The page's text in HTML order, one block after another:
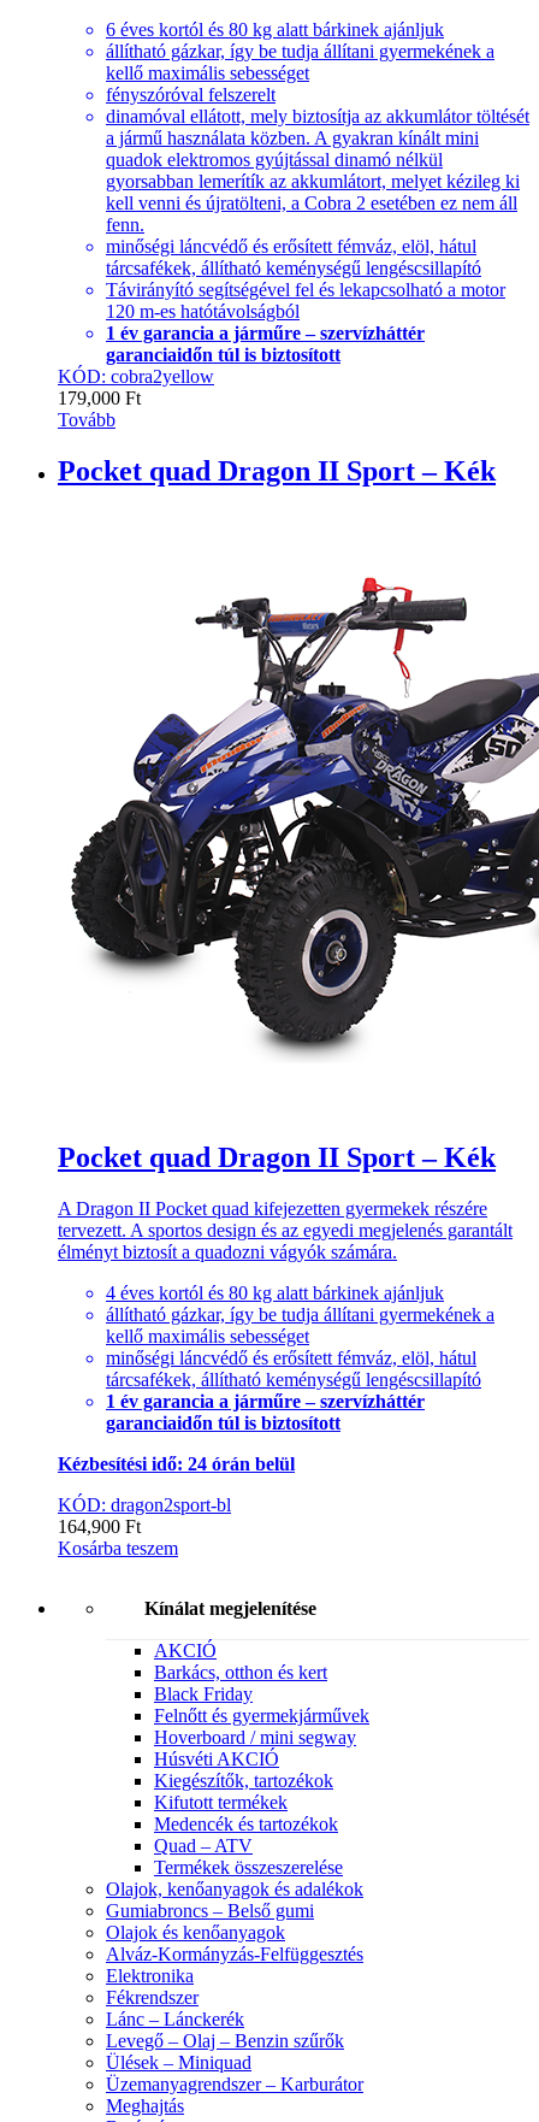
6 éves kortól és 80 kg alatt bárkinek ajánljuk
állítható gázkar, így be tudja állítani gyermekének a
kellő maximális sebességet
fényszóróval felszerelt
dinamóval ellátott, mely biztosítja az akkumlátor töltését
a jármű használata közben. A gyakran kínált mini
quadok elektromos gyújtással dinamó nélkül
gyorsabban lemerítík az akkumlátort, melyet kézileg ki
kell venni és újratölteni, a Cobra 2 esetében ez nem áll
fenn.
minőségi láncvédő és erősített fémváz, elöl, hátul
tárcsafékek, állítható keménységű lengéscsillapító
Távirányító segítségével fel és lekapcsolható a motor
120 m-es hatótávolságból
1 év garancia a járműre – szervízháttér
garanciaidőn túl is biztosított
KÓD: cobra2yellow
179,000 Ft
Tovább
Pocket quad Dragon II Sport – Kék
Pocket quad Dragon II Sport – Kék
A Dragon II Pocket quad kifejezetten gyermekek részére
tervezett. A sportos design és az egyedi megjelenés garantált
élményt biztosít a quadozni vágyók számára.
4 éves kortól és 80 kg alatt bárkinek ajánljuk
állítható gázkar, így be tudja állítani gyermekének a
kellő maximális sebességet
minőségi láncvédő és erősített fémváz, elöl, hátul
tárcsafékek, állítható keménységű lengéscsillapító
1 év garancia a járműre – szervízháttér
garanciaidőn túl is biztosított
Kézbesítési idő: 24 órán belül
KÓD: dragon2sport-bl
164,900 Ft
Kosárba teszem
Kínálat megjelenítése
AKCIÓ
Barkács, otthon és kert
Black Friday
Felnőtt és gyermekjárművek
Hoverboard / mini segway
Húsvéti AKCIÓ
Kiegészítők, tartozékok
Kifutott termékek
Medencék és tartozékok
Quad – ATV
Termékek összeszerelése
Olajok, kenőanyagok és adalékok
Gumiabroncs – Belső gumi
Olajok és kenőanyagok
Alváz-Kormányzás-Felfüggesztés
Elektronika
Fékrendszer
Lánc – Lánckerék
Levegő – Olaj – Benzin szűrők
Ülések – Miniquad
Üzemanyagrendszer – Karburátor
Meghajtás